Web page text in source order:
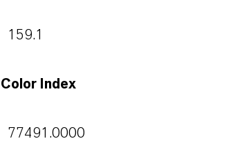
159.1
Color Index
77491.0000